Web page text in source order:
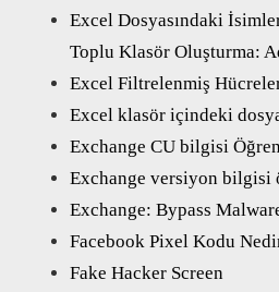
Excel Dosyasındaki
Toplu Klasör Oluşturma:
Excel Filtrelenmiş
Excel klasör içindeki
Exchange CU bilgisi
Exchange versiyon bilgisi
Exchange: Bypass
Facebook Pixel Kodu
Fake Hacker Screen